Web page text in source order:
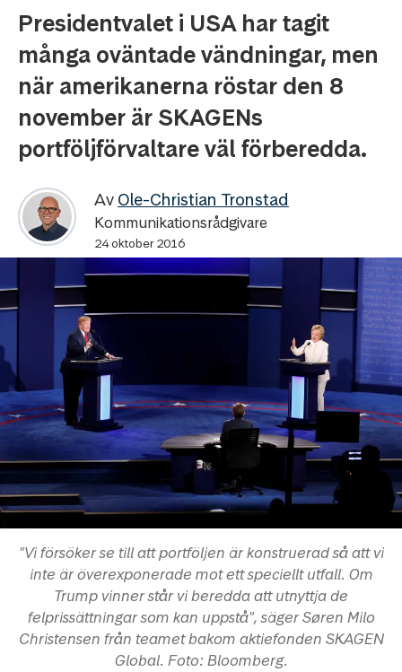
Presidentvalet i USA har tagit
många oväntade vändningar, men
när amerikanerna röstar den 8
november är SKAGENs
portföljförvaltare väl förberedda.
Av Ole-Christian Tronstad
Kommunikationsrådgivare
24 oktober 2016
"Vi försöker se till att portföljen är konstruerad så att vi
inte är överexponerade mot ett speciellt utfall. Om
Trump vinner står vi beredda att utnyttja de
felprissättningar som kan uppstå", säger Søren Milo
Christensen från teamet bakom aktiefonden SKAGEN
Global. Foto: Bloomberg.